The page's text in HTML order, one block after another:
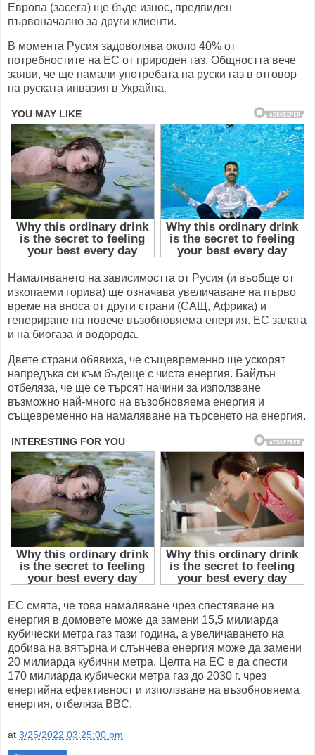
Европа (засега) ще бъде износ, предвиден
първоначално за други клиенти.
В момента Русия задоволява около 40% от
потребностите на ЕС от природен газ. Общността вече
заяви, че ще намали употребата на руски газ в отговор
на руската инвазия в Украйна.
Намаляването на зависимостта от Русия (и въобще от
изкопаеми горива) ще означава увеличаване на първо
време на вноса от други страни (САЩ, Африка) и
генериране на повече възобновяема енергия. ЕС залага
и на биогаза и водорода.
Двете страни обявиха, че същевременно ще ускорят
напредъка си към бъдеще с чиста енергия. Байдън
отбеляза, че ще се търсят начини за използване
възможно най-много на възобновяема енергия и
същевременно на намаляване на търсенето на енергия.
ЕС смята, че това намаляване чрез спестяване на
енергия в домовете може да замени 15,5 милиарда
кубически метра газ тази година, а увеличаването на
добива на вятърна и слънчева енергия може да замени
20 милиарда кубични метра. Целта на ЕС е да спести
170 милиарда кубически метра газ до 2030 г. чрез
енергийна ефективност и използване на възобновяема
енергия, отбеляза BBC.
at 3/25/2022 03:25:00 pm